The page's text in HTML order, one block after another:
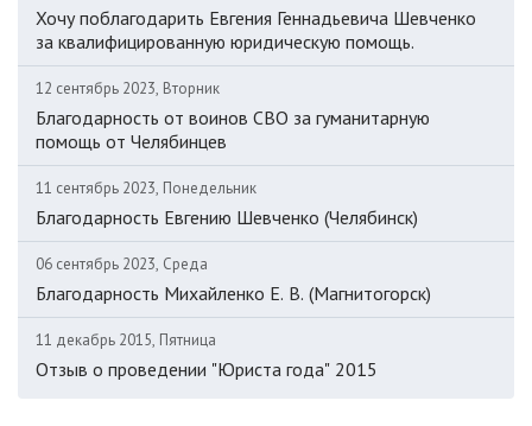
Хочу поблагодарить Евгения Геннадьевича Шевченко
за квалифицированную юридическую помощь.
12 сентябрь 2023, Вторник
Благодарность от воинов СВО за гуманитарную
помощь от Челябинцев
11 сентябрь 2023, Понедельник
Благодарность Евгению Шевченко (Челябинск)
06 сентябрь 2023, Среда
Благодарность Михайленко Е. В. (Магнитогорск)
11 декабрь 2015, Пятница
Отзыв о проведении "Юриста года" 2015